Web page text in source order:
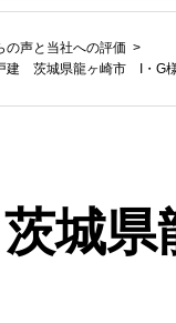
の声と当社への評価
建 茨城県龍ヶ崎市 I・G
城県